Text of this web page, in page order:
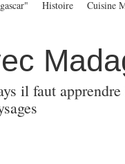
il faut
Histoire Cuisine